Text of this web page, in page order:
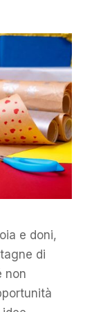
e doni,
di
non